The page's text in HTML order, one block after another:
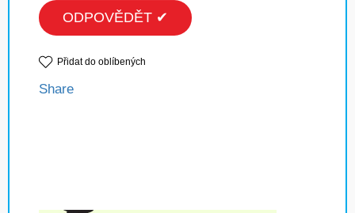
ODPOVĚDĚT ✔
Přidat do oblíbených
Share